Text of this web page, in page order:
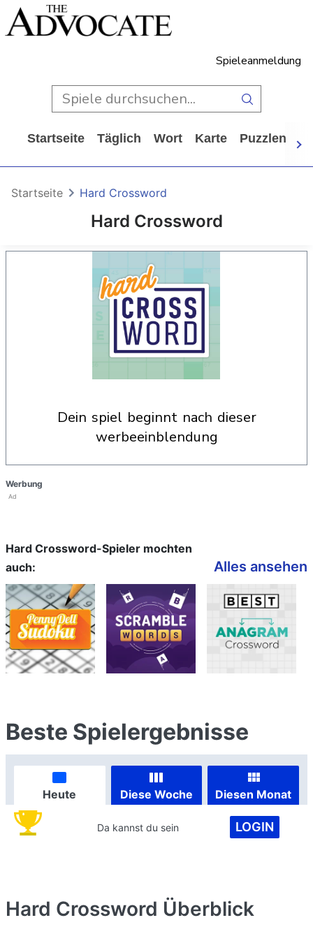
Spieleanmeldung
Startseite Täglich Wort Karte Puzzlen
Hard Crossword
Startseite Hard Crossword
dein spiel beginnt nach dieser
werbeeinblendung
Werbung
Ad
Hard Crossword-Spieler mochten
auch:
Alles ansehen
Beste Spielergebnisse
Heute Diese Woche Diesen Monat
Da kannst du sein LOGIN
Hard Crossword Überblick